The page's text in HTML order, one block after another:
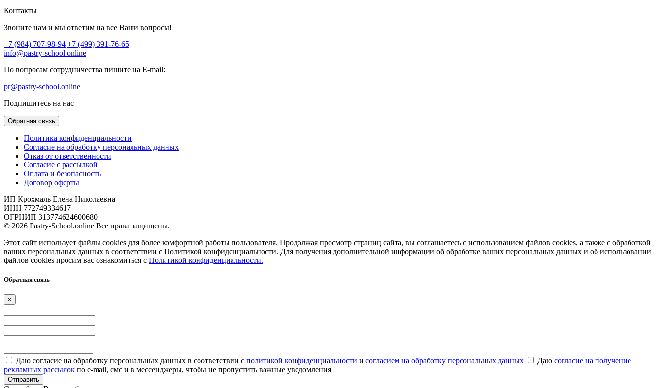
Контакты
Звоните нам и мы ответим на все Ваши вопросы!
+7 (984) 707-98-94 +7 (499) 391-76-65
info@pastry-school.online
По вопросам сотрудничества пишите на E-mail:
pr@pastry-school.online
Подпишитесь на нас
Обратная связь
Политика конфиденциальности
Согласие на обработку персональных данных
Отказ от ответственности
Согласие с рассылкой
Оплата и безопасность
Договор оферты
ИП Крохмаль Елена Николаевна
ИНН 772749334617
ОГРНИП 313774624600680
© 2026 Pastry-School.online Все права защищены.
Этот сайт использует файлы cookies для более комфортной работы пользователя. Продолжая просмотр страниц сайта, вы соглашаетесь с использованием файлов cookies, а также с обработкой
ваших персональных данных в соответствии с Политикой конфиденциальности. Для получения дополнительной информации об обработке ваших персональных данных и об использовании
файлов cookies просим вас ознакомиться с Политикой конфиденциальности.
Обратная связь
×
Даю согласие на обработку персональных данных в соответствии с политикой конфиденциальности и согласием на обработку персональных данных Даю согласие на получение
рекламных рассылок по e-mail, смс и в мессенджеры, чтобы не пропустить важные уведомления
Отправить